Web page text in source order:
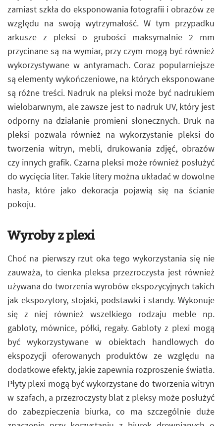
zamiast szkła do eksponowania fotografii i obrazów ze
względu na swoją wytrzymałość. W tym przypadku
arkusze z pleksi o grubości maksymalnie 2 mm
przycinane są na wymiar, przy czym mogą być również
wykorzystywane w antyramach. Coraz popularniejsze
są elementy wykończeniowe, na których eksponowane
są różne treści. Nadruk na pleksi może być nadrukiem
wielobarwnym, ale zawsze jest to nadruk UV, który jest
odporny na działanie promieni słonecznych. Druk na
pleksi pozwala również na wykorzystanie pleksi do
tworzenia witryn, mebli, drukowania zdjęć, obrazów
czy innych grafik. Czarna pleksi może również posłużyć
do wycięcia liter. Takie litery można układać w dowolne
hasła, które jako dekoracja pojawią się na ścianie
pokoju.
Wyroby z plexi
Choć na pierwszy rzut oka tego wykorzystania się nie
zauważa, to cienka pleksa przezroczysta jest również
używana do tworzenia wyrobów ekspozycyjnych takich
jak ekspozytory, stojaki, podstawki i standy. Wykonuje
się z niej również wszelkiego rodzaju meble np.
gabloty, mównice, półki, regały. Gabloty z plexi mogą
być wykorzystywane w obiektach handlowych do
ekspozycji oferowanych produktów ze względu na
dodatkowe efekty, jakie zapewnia rozproszenie światła.
Płyty plexi mogą być wykorzystane do tworzenia witryn
w szafach, a przezroczysty blat z pleksy może posłużyć
do zabezpieczenia biurka, co ma szczególnie duże